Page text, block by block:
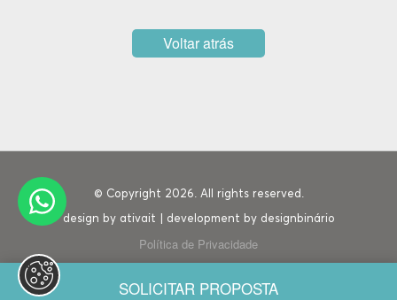
SOLICITAR PROPOSTA
Voltar atrás
© Copyright 2026. All rights reserved.
design by ativait | development by designbinário
Política de Privacidade